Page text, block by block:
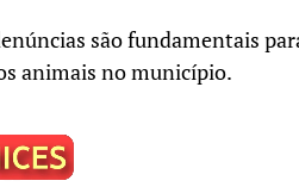
são fundamentais
animais no município.